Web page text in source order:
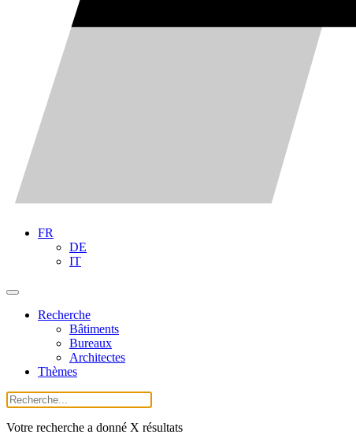
FR
DE
IT
Recherche
Bâtiments
Bureaux
Architectes
Thèmes
Votre recherche a donné X résultats